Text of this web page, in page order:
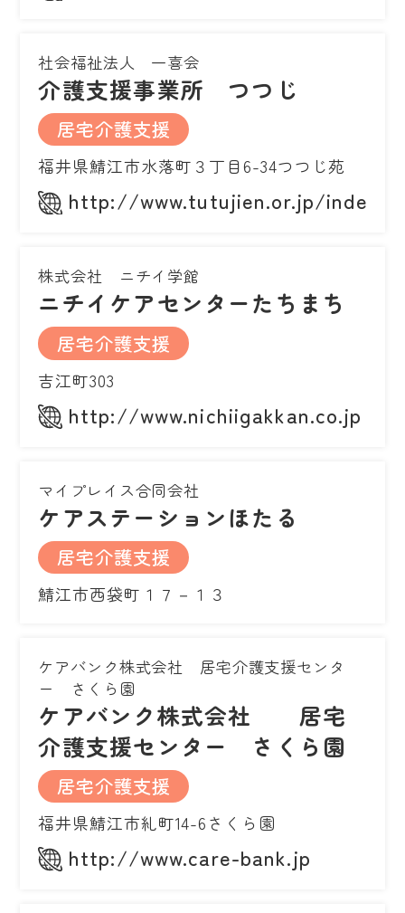
社会福祉法人 一喜会
介護支援事業所 つつじ
居宅介護支援
福井県鯖江市水落町３丁目6-34つつじ苑
http://www.tutujien.or.jp/
株式会社 ニチイ学館
ニチイケアセンターたちまち
居宅介護支援
吉江町303
http://www.nichiigakkan.co.jp
マイプレイス合同会社
ケアステーションほたる
居宅介護支援
鯖江市西袋町１７－１３
ケアバンク株式会社 居宅介護支援センタ
ー さくら園
ケアバンク株式会社 居宅
介護支援センター さくら園
居宅介護支援
福井県鯖江市糺町14-6さくら園
http://www.care-bank.jp